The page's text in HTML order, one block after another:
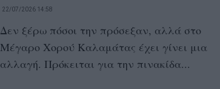
22/07/2026 14:58
Δεν ξέρω πόσοι την πρόσεξαν, αλλά στο
Μέγαρο Χορού Καλαμάτας έχει γίνει μια
αλλαγή. Πρόκειται για την πινακίδα...